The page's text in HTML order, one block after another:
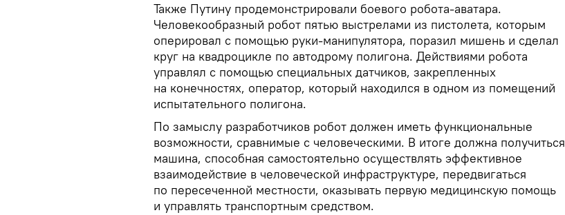
Также Путину продемонстрировали боевого робота-аватара.
Человекообразный робот пятью выстрелами из пистолета, которым
оперировал с помощью руки-манипулятора, поразил мишень и сделал
круг на квадроцикле по автодрому полигона. Действиями робота
управлял с помощью специальных датчиков, закрепленных
на конечностях, оператор, который находился в одном из помещений
испытательного полигона.
По замыслу разработчиков робот должен иметь функциональные
возможности, сравнимые с человеческими. В итоге должна получиться
машина, способная самостоятельно осуществлять эффективное
взаимодействие в человеческой инфраструктуре, передвигаться
по пересеченной местности, оказывать первую медицинскую помощь
и управлять транспортным средством.